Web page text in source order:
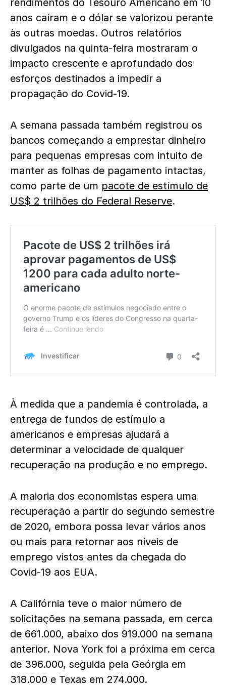
rendimentos do Tesouro Americano em 10
anos caíram e o dólar se valorizou perante
às outras moedas. Outros relatórios
divulgados na quinta-feira mostraram o
impacto crescente e aprofundado dos
esforços destinados a impedir a
propagação do Covid-19.
A semana passada também registrou os
bancos começando a emprestar dinheiro
para pequenas empresas com intuito de
manter as folhas de pagamento intactas,
como parte de um pacote de estímulo de
US$ 2 trilhões do Federal Reserve.
À medida que a pandemia é controlada, a
entrega de fundos de estímulo a
americanos e empresas ajudará a
determinar a velocidade de qualquer
recuperação na produção e no emprego.
A maioria dos economistas espera uma
recuperação a partir do segundo semestre
de 2020, embora possa levar vários anos
ou mais para retornar aos níveis de
emprego vistos antes da chegada do
Covid-19 aos EUA.
A Califórnia teve o maior número de
solicitações na semana passada, em cerca
de 661.000, abaixo dos 919.000 na semana
anterior. Nova York foi a próxima em cerca
de 396.000, seguida pela Geórgia em
318.000 e Texas em 274.000.